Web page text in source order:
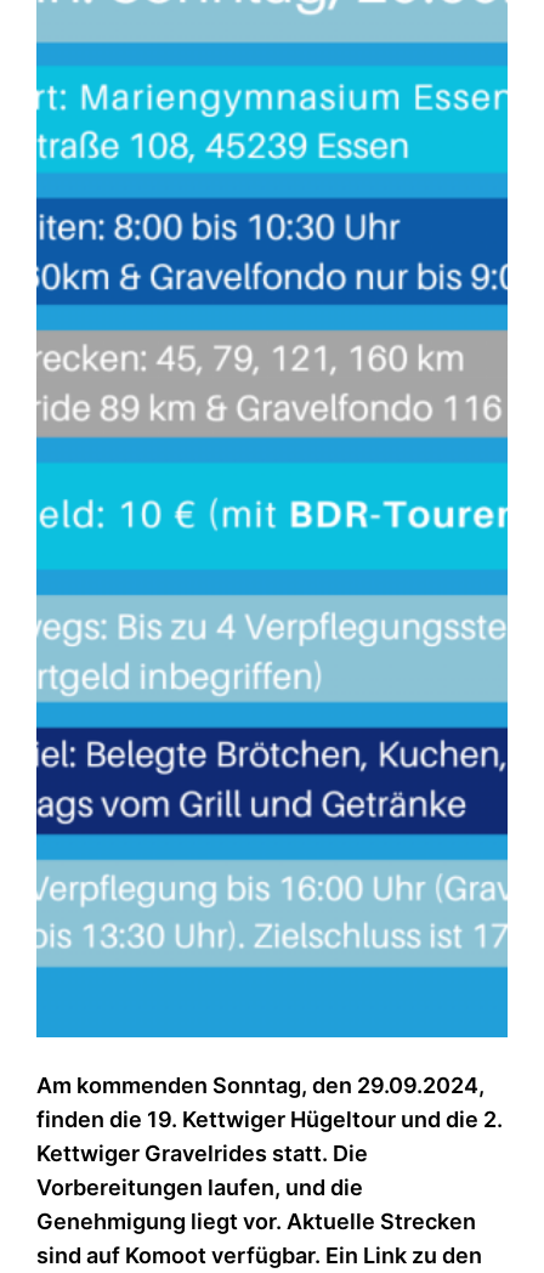
Am kommenden Sonntag, den 29.09.2024,
finden die 19. Kettwiger Hügeltour und die 2.
Kettwiger Gravelrides statt. Die
Vorbereitungen laufen, und die
Genehmigung liegt vor. Aktuelle Strecken
sind auf Komoot verfügbar. Ein Link zu den